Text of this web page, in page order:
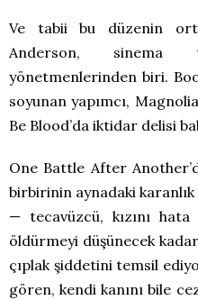
Ve tabii bu düzenin
Anderson, sinema
yönetmenlerinden biri.
soyunan yapımcı,
Be Blood’da iktidar delisi
One Battle After
birbirinin aynadaki karanlık
— tecavüzcü, kızını
öldürmeyi düşünecek
çıplak şiddetini temsil
gören, kendi kanını bile